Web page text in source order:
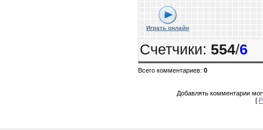
Играть онлайн
Счетчики: 554/6
Всего комментариев: 0
Добавлять комментарии
[